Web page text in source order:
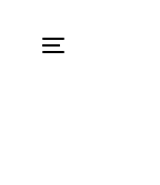
Toggle